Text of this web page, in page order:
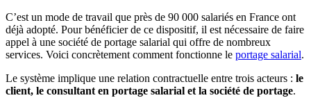
C’est un mode de travail que près de 90 000 salariés en France ont
déjà adopté. Pour bénéficier de ce dispositif, il est nécessaire de faire
appel à une société de portage salarial qui offre de nombreux
services. Voici concrètement comment fonctionne le portage salarial.
Le système implique une relation contractuelle entre trois acteurs : le
client, le consultant en portage salarial et la société de portage.